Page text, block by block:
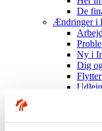
De
Ændringer i
Ny i
Dig